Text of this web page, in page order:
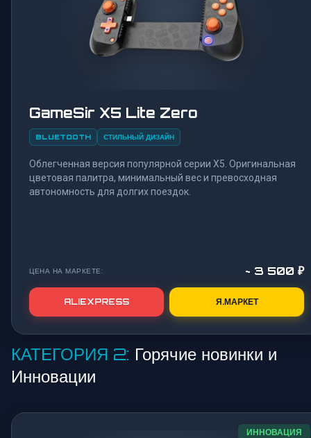
GameSir X5 Lite Zero
BLUETOOTH СТИЛЬНЫЙ ДИЗАЙН
Облегченная версия популярной серии X5. Оригинальная
цветовая палитра, минимальный вес и превосходная
автономность для долгих поездок.
ЦЕНА НА МАРКЕТЕ: ~ 3 500 ₽
ALIEXPRESS Я.МАРКЕТ
КАТЕГОРИЯ 2: Горячие новинки и
Инновации
ИННОВАЦИЯ